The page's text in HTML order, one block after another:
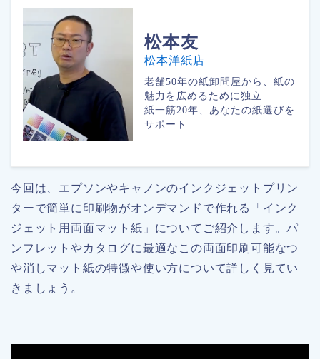
松本友
松本洋紙店
老舗50年の紙卸問屋から、紙の
魅力を広めるために独立
紙一筋20年、あなたの紙選びを
サポート
今回は、エプソンやキャノンのインクジェットプリン
ターで簡単に印刷物がオンデマンドで作れる「インク
ジェット用両面マット紙」についてご紹介します。パ
ンフレットやカタログに最適なこの両面印刷可能なつ
や消しマット紙の特徴や使い方について詳しく見てい
きましょう。